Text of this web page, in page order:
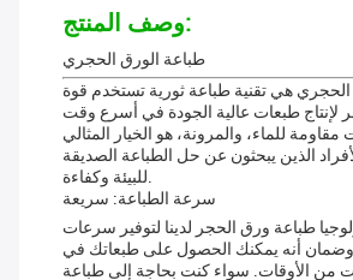
وصف المنتج:
طباعة الورق الحجري
هي تقنية طباعة ثورية تستخدم قوة
لإنتاج طبعات عالية الجودة في أسرع وقت
للماء، والمرونة، هو الخيار المثالي
الذين يبحثون عن حل الطباعة الصديقة
للبيئة وكفاءة.
سرعة الطباعة: سريعة
طباعة ورق الحجر لدينا لتوفير سرعات
وضمان أنه يمكنك الحصول على طبعاتك في
من الأوقات. سواء كنت بحاجة إلى طباعة